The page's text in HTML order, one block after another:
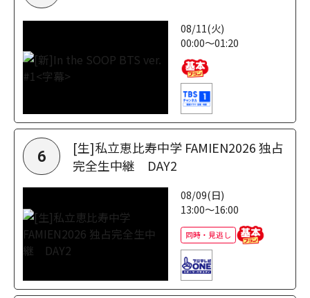
08/11(火)
00:00～01:20
6
[生]私立恵比寿中学 FAMIEN2026 独占
完全生中継 DAY2
08/09(日)
13:00～16:00
同時・見逃し